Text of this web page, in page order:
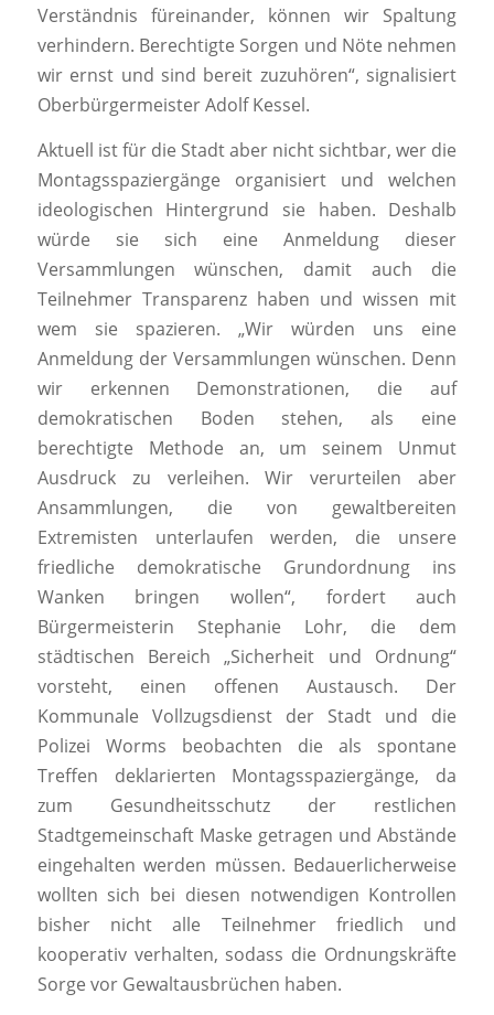
Verständnis füreinander, können wir Spaltung
verhindern. Berechtigte Sorgen und Nöte nehmen
wir ernst und sind bereit zuzuhören“, signalisiert
Oberbürgermeister Adolf Kessel.
Aktuell ist für die Stadt aber nicht sichtbar, wer die
Montagsspaziergänge organisiert und welchen
ideologischen Hintergrund sie haben. Deshalb
würde sie sich eine Anmeldung dieser
Versammlungen wünschen, damit auch die
Teilnehmer Transparenz haben und wissen mit
wem sie spazieren. „Wir würden uns eine
Anmeldung der Versammlungen wünschen. Denn
wir erkennen Demonstrationen, die auf
demokratischen Boden stehen, als eine
berechtigte Methode an, um seinem Unmut
Ausdruck zu verleihen. Wir verurteilen aber
Ansammlungen, die von gewaltbereiten
Extremisten unterlaufen werden, die unsere
friedliche demokratische Grundordnung ins
Wanken bringen wollen“, fordert auch
Bürgermeisterin Stephanie Lohr, die dem
städtischen Bereich „Sicherheit und Ordnung“
vorsteht, einen offenen Austausch. Der
Kommunale Vollzugsdienst der Stadt und die
Polizei Worms beobachten die als spontane
Treffen deklarierten Montagsspaziergänge, da
zum Gesundheitsschutz der restlichen
Stadtgemeinschaft Maske getragen und Abstände
eingehalten werden müssen. Bedauerlicherweise
wollten sich bei diesen notwendigen Kontrollen
bisher nicht alle Teilnehmer friedlich und
kooperativ verhalten, sodass die Ordnungskräfte
Sorge vor Gewaltausbrüchen haben.